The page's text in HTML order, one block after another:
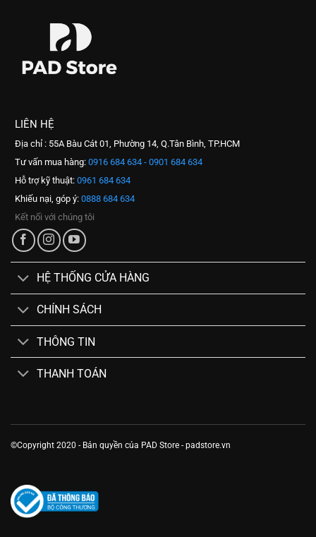
LIÊN HỆ
Địa chỉ : 55A Bàu Cát 01, Phường 14, Q.Tân Bình, TP.HCM
Tư vấn mua hàng: 0916 684 634 - 0901 684 634
Hỗ trợ kỹ thuật: 0961 684 634
Khiếu nại, góp ý: 0888 684 634
Kết nối với chúng tôi
HỆ THỐNG CỬA HÀNG
CHÍNH SÁCH
THÔNG TIN
THANH TOÁN
©Copyright 2020 - Bản quyền của PAD Store - padstore.vn